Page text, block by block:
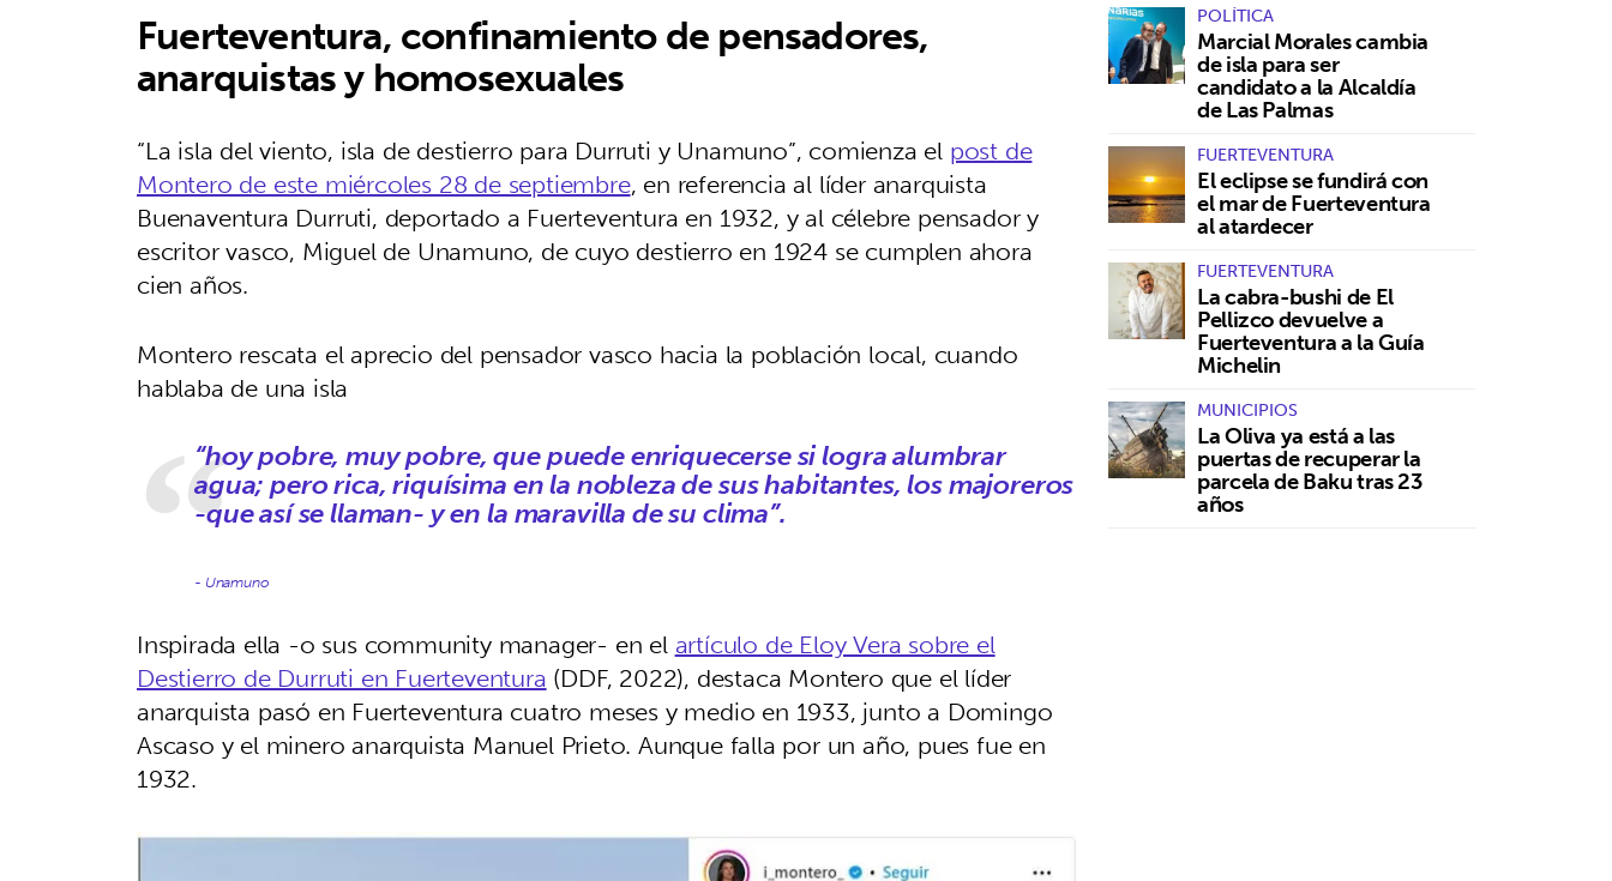
Fuerteventura, confinamiento de pensadores,
anarquistas y homosexuales
“La isla del viento, isla de destierro para Durruti y Unamuno”, comienza el post de
Montero de este miércoles 28 de septiembre, en referencia al líder anarquista
Buenaventura Durruti, deportado a Fuerteventura en 1932, y al célebre pensador y
escritor vasco, Miguel de Unamuno, de cuyo destierro en 1924 se cumplen ahora
cien años.
Montero rescata el aprecio del pensador vasco hacia la población local, cuando
hablaba de una isla
“hoy pobre, muy pobre, que puede enriquecerse si logra alumbrar
agua; pero rica, riquísima en la nobleza de sus habitantes, los majoreros
-que así se llaman- y en la maravilla de su clima”.
- Unamuno
Inspirada ella -o sus community manager- en elartículo de Eloy Vera sobre el
Destierro de Durruti en Fuerteventura(DDF, 2022), destaca Montero que el líder
anarquista pasó en Fuerteventura cuatro meses y medio en 1933, junto a Domingo
Ascaso y el minero anarquista Manuel Prieto. Aunque falla por un año, pues fue en
1932.
POLÍTICA
Marcial Morales cambia
de isla para ser
candidato a la Alcaldía
de Las Palmas
FUERTEVENTURA
El eclipse se fundirá con
el mar de Fuerteventura
al atardecer
FUERTEVENTURA
La cabra-bushi de El
Pellizco devuelve a
Fuerteventura a la Guía
Michelin
MUNICIPIOS
La Oliva ya está a las
puertas de recuperar la
parcela de Baku tras 23
años